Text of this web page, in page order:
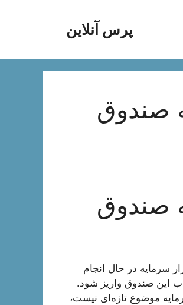
پرس آنلاین
دلار به صندوق
دلار به صندوق
سرمایه در حال انجام
موضوع تازه‌ای نیست،